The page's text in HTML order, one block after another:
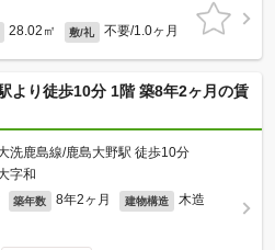
28.02㎡ 敷/礼 不要/1.0ヶ月
より徒歩10分 1階 築8年2ヶ月の賃
洗鹿島線/鹿島大野駅 徒歩10分
字和
築年数 8年2ヶ月 建物構造 木造